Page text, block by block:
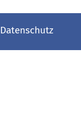
Datenschutz